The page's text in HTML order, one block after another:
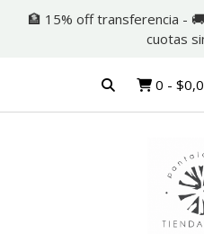
🏦 15% off transferencia -
cuotas
0 -